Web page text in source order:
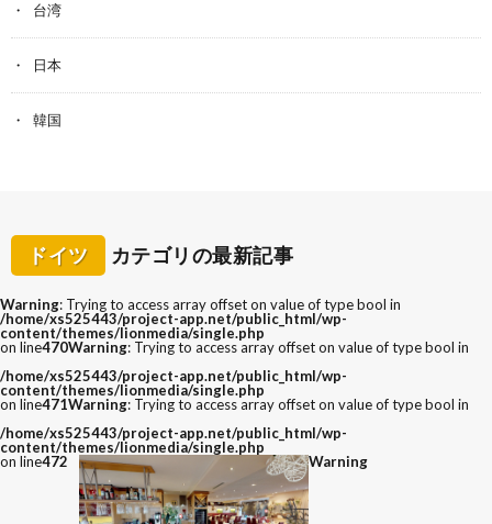
台湾
日本
韓国
ドイツ カテゴリの最新記事
Warning: Trying to access array offset on value of type bool in
/home/xs525443/project-app.net/public_html/wp-
content/themes/lionmedia/single.php
on line470Warning: Trying to access array offset on value of type bool in
/home/xs525443/project-app.net/public_html/wp-
content/themes/lionmedia/single.php
on line471Warning: Trying to access array offset on value of type bool in
/home/xs525443/project-app.net/public_html/wp-
content/themes/lionmedia/single.php
on line472 Warning